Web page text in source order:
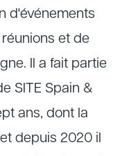
d'événements
et de
Il a fait partie
SITE Spain &
ans, dont la
depuis 2020 il